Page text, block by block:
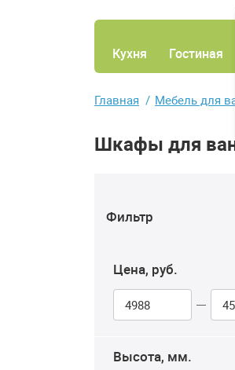
Кухня Гостиная
Главная Мебель для
Шкафы для
Фильтр
Цена, руб.
Высота, мм.